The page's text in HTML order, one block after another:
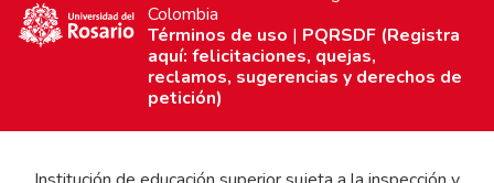
Colombia
Términos de uso | PQRSDF (Registra
aquí: felicitaciones, quejas,
reclamos, sugerencias y derechos de
petición)